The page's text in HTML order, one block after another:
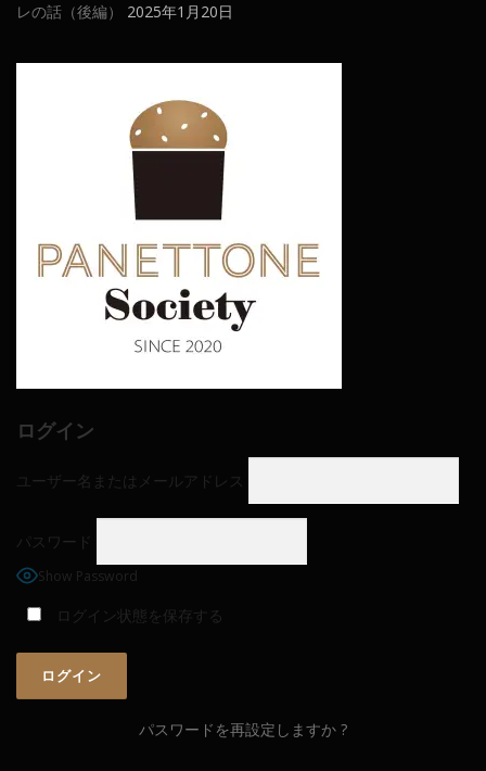
レの話（後編）
2025年1月20日
ログイン
ユーザー名またはメールアドレス
パスワード
Show Password
ログイン状態を保存する
パスワードを再設定しますか ?